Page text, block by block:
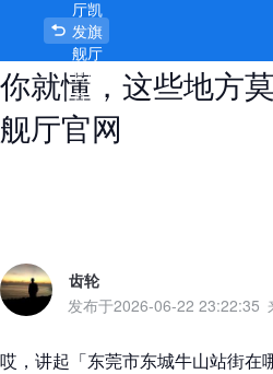
东莞市东城牛山站
你就懂，这些地方
舰厅官网
厅凯
发旗
舰厅
官网
首页
齿轮
发布于2026-06-22 23:22:35
哎，讲起「东莞市东城牛山站街在